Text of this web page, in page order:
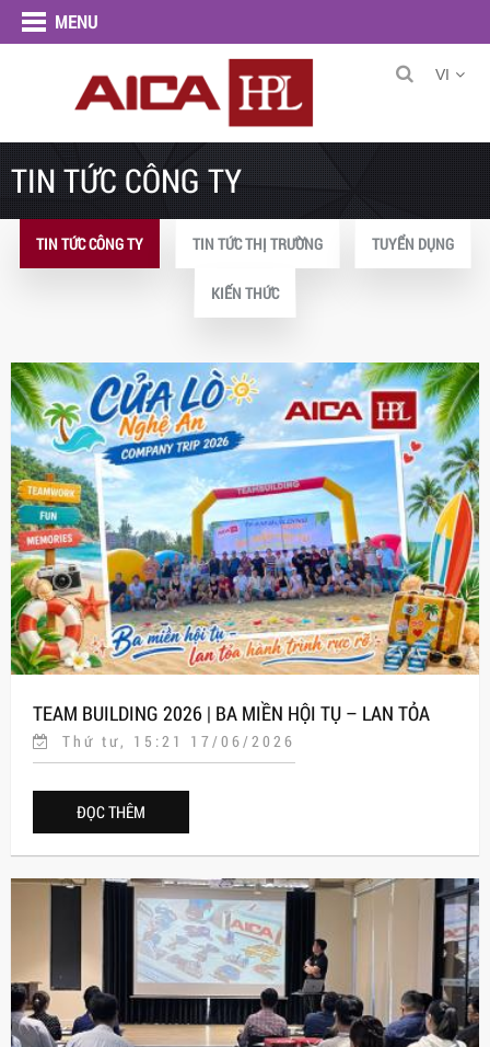
MENU
VI
TIN TỨC CÔNG TY
TIN TỨC CÔNG TY TIN TỨC THỊ TRƯỜNG TUYỂN DỤNG
KIẾN THỨC
TEAM BUILDING 2026 | BA MIỀN HỘI TỤ – LAN TỎA
HÀNH TRÌNH RỰC RỠ
Thứ tư, 15:21 17/06/2026
ĐỌC THÊM